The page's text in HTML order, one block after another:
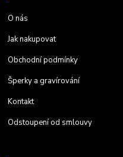
O nás
Jak nakupovat
Obchodní podmínky
Šperky a gravírování
Kontakt
Odstoupení od smlouvy